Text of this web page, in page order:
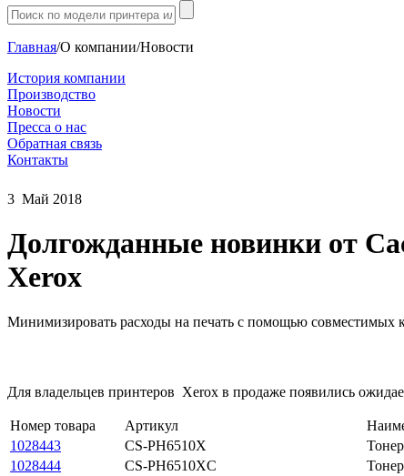
Главная/О компании/Новости
История компании
Производство
Новости
Пресса о нас
Обратная связь
Контакты
3 Май 2018
Долгожданные новинки от
Xerox
Минимизировать расходы на печать с помощью совместимых
Для владельцев принтеров Xerox в продаже появились
Номер товара Артикул
1028443
CS-PH6510X
1028444
CS-PH6510XC